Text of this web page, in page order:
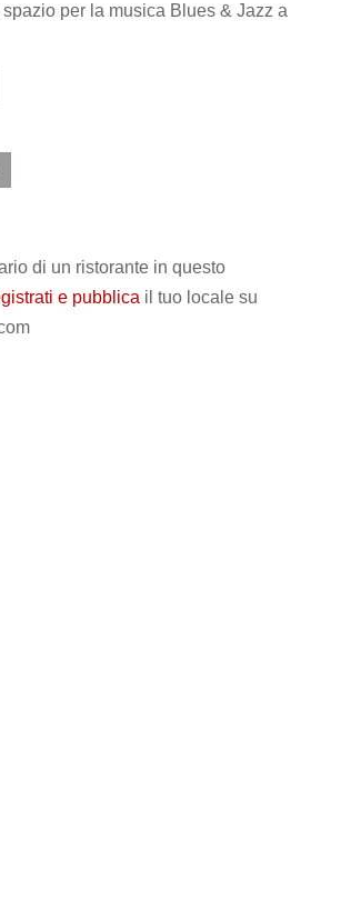
per la musica Blues & Jazz a
di un ristorante in questo
e pubblica il tuo locale su